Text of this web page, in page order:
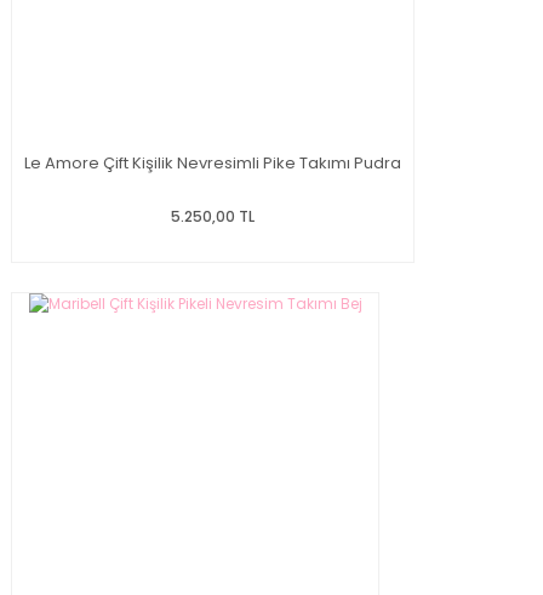
Le Amore Çift Kişilik Nevresimli Pike Takımı Pudra
5.250,00 TL